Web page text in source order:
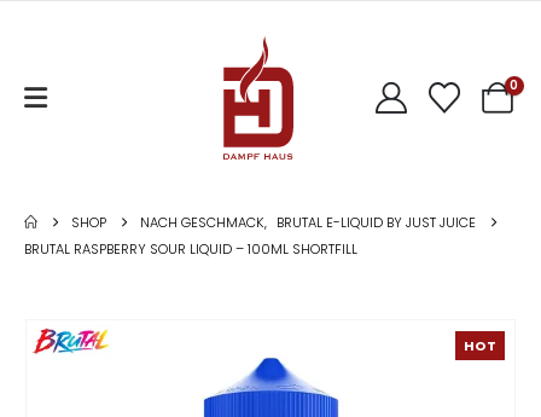
0
SHOP NACH GESCHMACK, BRUTAL E-LIQUID BY JUST JUICE
BRUTAL RASPBERRY SOUR LIQUID – 100ML SHORTFILL
HOT